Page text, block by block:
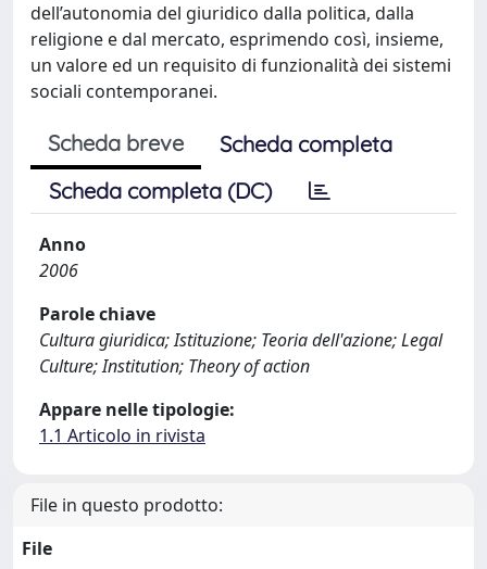
dell’autonomia del giuridico dalla politica, dalla
religione e dal mercato, esprimendo così, insieme,
un valore ed un requisito di funzionalità dei sistemi
sociali contemporanei.
Scheda breve
Scheda completa
Scheda completa (DC)
Anno
2006
Parole chiave
Cultura giuridica; Istituzione; Teoria dell'azione; Legal
Culture; Institution; Theory of action
Appare nelle tipologie:
1.1 Articolo in rivista
File in questo prodotto:
File